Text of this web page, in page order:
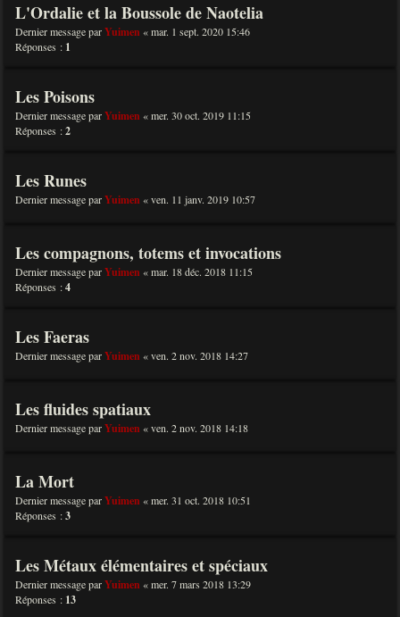
L'Ordalie et la Boussole de Naotelia
Dernier message parYuimen «mar. 1 sept. 2020 15:46
Réponses : 1
Les Poisons
Dernier message parYuimen «mer. 30 oct. 2019 11:15
Réponses :2
Les Runes
Dernier message parYuimen «ven. 11 janv. 2019 10:57
Les compagnons, totems et invocations
Dernier message parYuimen «mar. 18 déc. 2018 11:15
Réponses :4
Les Faeras
Dernier message parYuimen «ven. 2 nov. 2018 14:27
Les fluides spatiaux
Dernier message parYuimen «ven. 2 nov. 2018 14:18
La Mort
Dernier message parYuimen «mer. 31 oct. 2018 10:51
Réponses :3
Les Métaux élémentaires et spéciaux
Dernier message parYuimen «mer. 7 mars 2018 13:29
Réponses : 13